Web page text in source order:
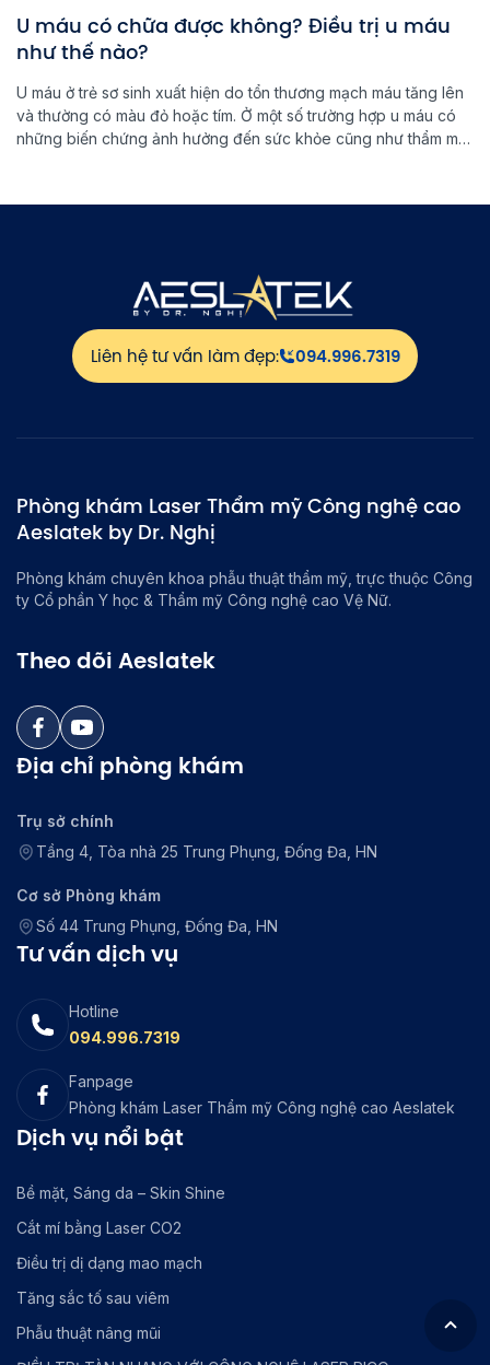
U máu có chữa được không? Điều trị u máu
như thế nào?
U máu ở trẻ sơ sinh xuất hiện do tổn thương mạch máu tăng lên
và thường có màu đỏ hoặc tím. Ở một số trường hợp u máu có
những biến chứng ảnh hưởng đến sức khỏe cũng như thẩm mỹ
Liên hệ tư vấn làm đẹp: 094.996.7319
Phòng khám Laser Thẩm mỹ Công nghệ cao
Aeslatek by Dr. Nghị
Phòng khám chuyên khoa phẫu thuật thẩm mỹ, trực thuộc Công
ty Cổ phần Y học & Thẩm mỹ Công nghệ cao Vệ Nữ.
Theo dõi Aeslatek
Địa chỉ phòng khám
Trụ sở chính
Tầng 4, Tòa nhà 25 Trung Phụng, Đống Đa, HN
Cơ sở Phòng khám
Số 44 Trung Phụng, Đống Đa, HN
Tư vấn dịch vụ
Hotline
094.996.7319
Fanpage
Phòng khám Laser Thẩm mỹ Công nghệ cao Aeslatek
Dịch vụ nổi bật
Bề mặt, Sáng da – Skin Shine
Cắt mí bằng Laser CO2
Điều trị dị dạng mao mạch
Tăng sắc tố sau viêm
Phẫu thuật nâng mũi